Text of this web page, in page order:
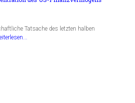
Tatsache des letzten halben